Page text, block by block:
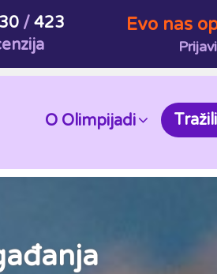
30/ 423
Evo nas
O Olimpijadi